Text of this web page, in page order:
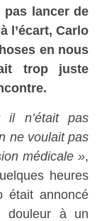
pas lancer de
l’écart, Carlo
en nous
trop juste
n’était pas
ne voulait pas
médicale »,
heures
était annoncé
douleur à un